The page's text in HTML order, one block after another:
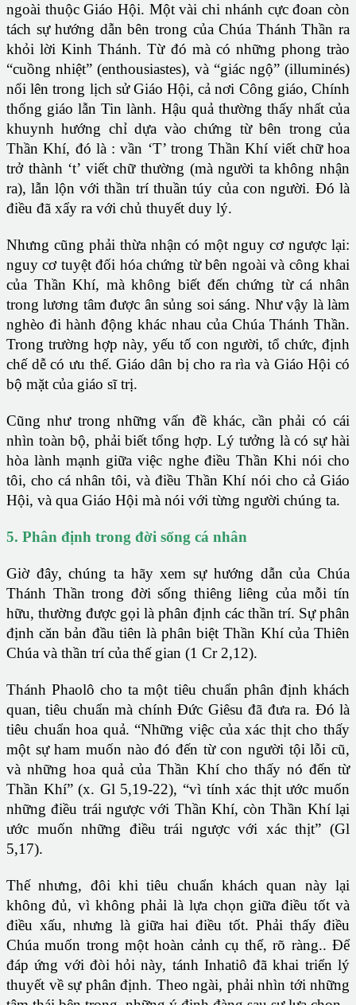
ngoài thuộc Giáo Hội. Một vài chi nhánh cực đoan còn
tách sự hướng dẫn bên trong của Chúa Thánh Thần ra
khỏi lời Kinh Thánh. Từ đó mà có những phong trào
“cuồng nhiệt” (enthousiastes), và “giác ngộ” (illuminés)
nổi lên trong lịch sử Giáo Hội, cả nơi Công giáo, Chính
thống giáo lẫn Tin lành. Hậu quả thường thấy nhất của
khuynh hướng chỉ dựa vào chứng từ bên trong của
Thần Khí, đó là : vần ‘T’ trong Thần Khí viết chữ hoa
trở thành ‘t’ viết chữ thường (mà người ta không nhận
ra), lẫn lộn với thần trí thuần túy của con người. Đó là
điều đã xẩy ra với chủ thuyết duy lý.
Nhưng cũng phải thừa nhận có một nguy cơ ngược lại:
nguy cơ tuyệt đối hóa chứng từ bên ngoài và công khai
của Thần Khí, mà không biết đến chứng từ cá nhân
trong lương tâm được ân sủng soi sáng. Như vậy là làm
nghèo đi hành động khác nhau của Chúa Thánh Thần.
Trong trường hợp này, yếu tố con người, tổ chức, định
chế dễ có ưu thế. Giáo dân bị cho ra rìa và Giáo Hội có
bộ mặt của giáo sĩ trị.
Cũng như trong những vấn đề khác, cần phải có cái
nhìn toàn bộ, phải biết tổng hợp. Lý tưởng là có sự hài
hòa lành mạnh giữa việc nghe điều Thần Khi nói cho
tôi, cho cá nhân tôi, và điều Thần Khí nói cho cả Giáo
Hội, và qua Giáo Hội mà nói với từng người chúng ta.
5. Phân định trong đời sống cá nhân
Giờ đây, chúng ta hãy xem sự hướng dẫn của Chúa
Thánh Thần trong đời sống thiêng liêng của mỗi tín
hữu, thường được gọi là phân định các thần trí. Sự phân
định căn bản đầu tiên là phân biệt Thần Khí của Thiên
Chúa và thần trí của thế gian (1 Cr 2,12).
Thánh Phaolô cho ta một tiêu chuẩn phân định khách
quan, tiêu chuẩn mà chính Đức Giêsu đã đưa ra. Đó là
tiêu chuẩn hoa quả. “Những việc của xác thịt cho thấy
một sự ham muốn nào đó đến từ con người tội lỗi cũ,
và những hoa quả của Thần Khí cho thấy nó đến từ
Thần Khí” (x. Gl 5,19-22), “vì tính xác thịt ước muốn
những điều trái ngược với Thần Khí, còn Thần Khí lại
ước muốn những điều trái ngược với xác thịt” (Gl
5,17).
Thế nhưng, đôi khi tiêu chuẩn khách quan này lại
không đủ, vì không phải là lựa chọn giữa điều tốt và
điều xấu, nhưng là giữa hai điều tốt. Phải thấy điều
Chúa muốn trong một hoàn cảnh cụ thể, rõ ràng.. Để
đáp ứng với đòi hỏi này, tánh Inhatiô đã khai triển lý
thuyết về sự phân định. Theo ngài, phải nhìn tới những